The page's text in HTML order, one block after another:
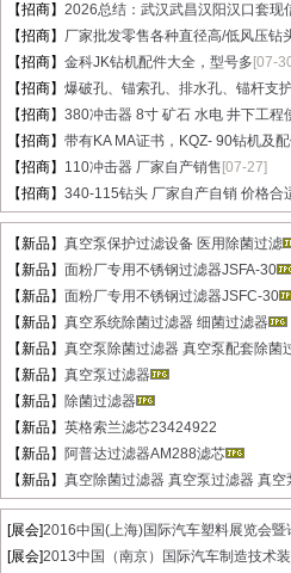
【招商】 2026总结：武汉武昌汉阳汉口套现
【招商】 厂家批发零售各种直径高/低风压钻
【招商】 金科JK钻机配件大全，型号多 [07-
【招商】 爆破孔、锚索孔、排水孔、锚杆支
【招商】 380冲击器 8寸 矿石 水电 井下工程
【招商】 带有KA MA证书，KQZ- 90钻机及
【招商】 110冲击器 厂家自产销售 [07-27]
【招商】 340-115钻头 厂家自产自销 价格合
【新品】 真空泵保护过滤设备 医用除菌过滤
【新品】 面粉厂专用不锈钢过滤器JSFA-30
【新品】 面粉厂专用不锈钢过滤器JSFC-30
【新品】 真空系统除菌过滤器 细菌过滤器
【新品】 真空泵除菌过滤器 真空泵配套除菌
【新品】 真空泵过滤器
【新品】 除菌过滤器
【新品】 英格索兰滤芯23424922
【新品】 阿普达过滤器AM288滤芯
【新品】 真空除菌过滤器 真空泵过滤器 真空
[展会]2016中国(上海)国际汽车塑料展览会暨
[展会]2013中国（南京）国际汽车制造技术